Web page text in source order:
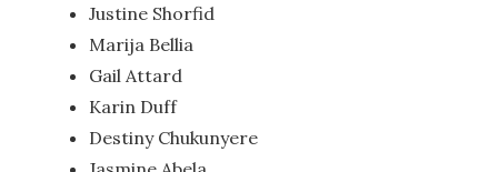
Justine Shorfid
Marija Bellia
Gail Attard
Karin Duff
Destiny Chukunyere